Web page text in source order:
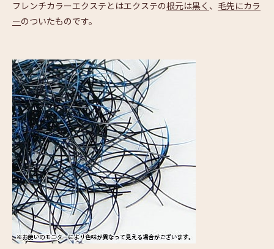
フレンチカラーエクステとはエクステの根元は黒く 、 毛先にカラ
ーのついたものです。